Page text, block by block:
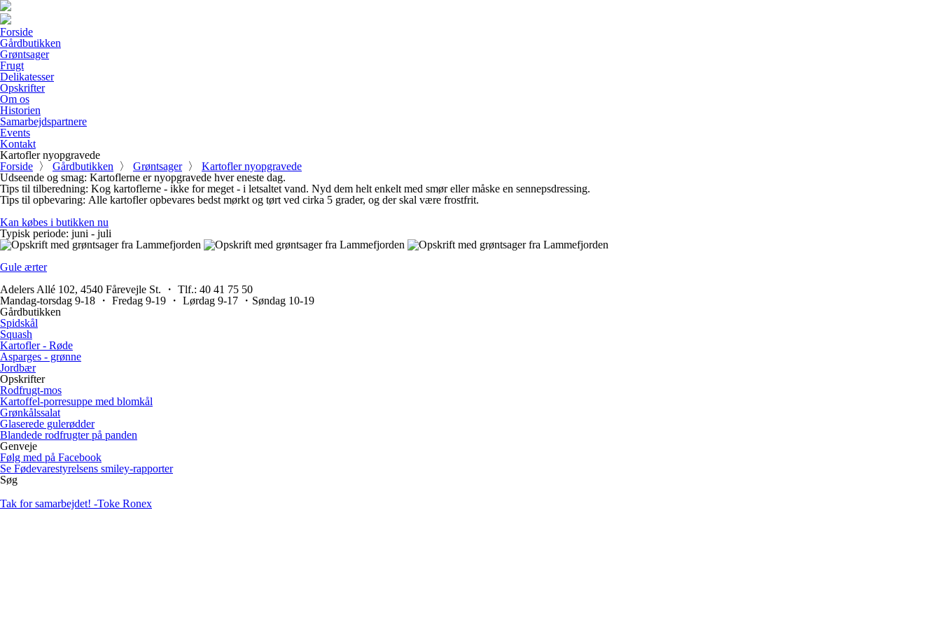
Forside
Gårdbutikken
Grøntsager
Frugt
Delikatesser
Opskrifter
Om os
Historien
Samarbejdspartnere
Events
Kontakt
Kartofler nyopgravede
Forside 〉 Gårdbutikken 〉 Grøntsager〉 Kartofler nyopgravede
Udseende og smag: Kartoflerne er nyopgravede hver eneste dag.
Tips til tilberedning: Kog kartoflerne - ikke for meget - i letsaltet vand. Nyd dem helt enkelt med smør eller måske en sennepsdressing.
Tips til opbevaring: Alle kartofler opbevares bedst mørkt og tørt ved cirka 5 grader, og der skal være frostfrit.
Kan købes i butikken nu
Typisk periode: juni - juli
Gule ærter
Adelers Allé 102, 4540 Fårevejle St. ・ Tlf.: 40 41 75 50
Mandag-torsdag 9-18 ・ Fredag 9-19 ・ Lørdag 9-17 ・Søndag 10-19
Gårdbutikken
Spidskål
Squash
Kartofler - Røde
Asparges - grønne
Jordbær
Opskrifter
Rodfrugt-mos
Kartoffel-porresuppe med blomkål
Grønkålssalat
Glaserede gulerødder
Blandede rodfrugter på panden
Genveje
Følg med på Facebook
Se Fødevarestyrelsens smiley-rapporter
Søg
Tak for samarbejdet! -Toke Ronex